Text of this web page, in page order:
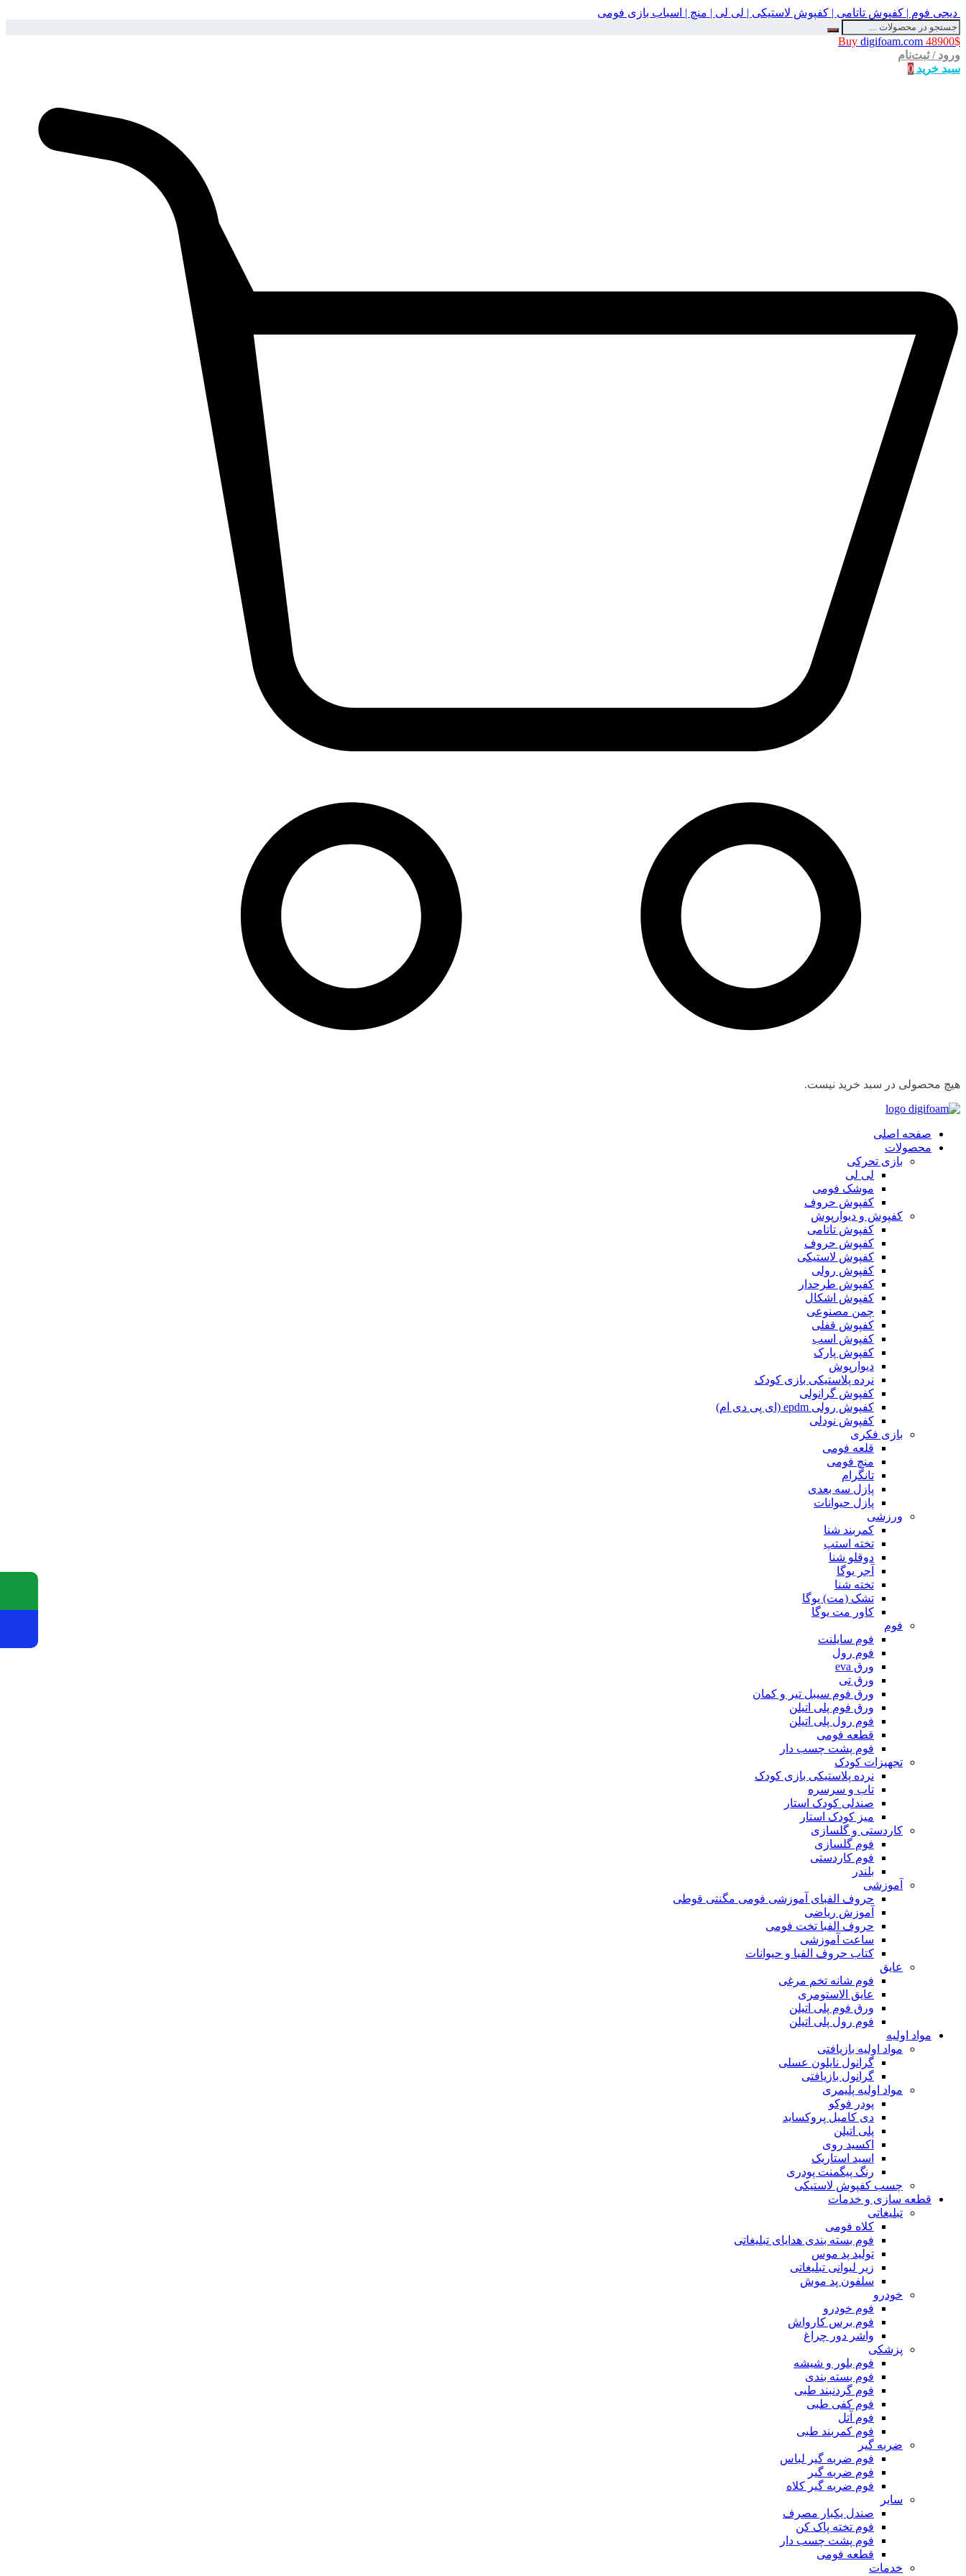
دیجی فوم | کفپوش تاتامی | کفپوش لاستیکی | لی لی | منچ | اسباب بازی فومی
Buy digifoam.com 48900$
ورود / ثبت‌نام
سبد خرید 0
هیچ محصولی در سبد خرید نیست.
صفحه اصلی
محصولات
بازی تحرکی
لی لی
موشک فومی
کفپوش حروف
کفپوش و دیوارپوش
کفپوش تاتامی
کفپوش حروف
کفپوش لاستیکی
کفپوش رولی
کفپوش طرحدار
کفپوش اشکال
چمن مصنوعی
کفپوش قفلی
کفپوش اسب
کفپوش پارک
دیوارپوش
نرده پلاستیکی بازی کودک
کفپوش گرانولی
کفپوش رولی epdm (ای پی دی ام)
کفپوش نودلی
بازی فکری
قلعه فومی
منچ فومی
تانگرام
پازل سه بعدی
پازل حیوانات
ورزشی
کمربند شنا
تخته استپ
دوقلو شنا
آجر یوگا
تخته شنا
تشک (مت) یوگا
کاور مت یوگا
فوم
فوم سایلنت
فوم رول
ورق eva
ورق تی
ورق فوم سیبل تیر و کمان
ورق فوم پلی اتیلن
فوم رول پلی اتیلن
قطعه فومی
فوم پشت چسب دار
تجهیزات کودک
نرده پلاستیکی بازی کودک
تاب و سرسره
صندلی کودک استار
میز کودک استار
کاردستی و گلسازی
فوم گلسازی
فوم کاردستی
بلندر
آموزشی
حروف الفبای آموزشی فومی مگنتی قوطی
آموزش ریاضی
حروف الفبا تخت فومی
ساعت آموزشی
کتاب حروف الفبا و حیوانات
عایق
فوم شانه تخم مرغی
عایق الاستومری
ورق فوم پلی اتیلن
فوم رول پلی اتیلن
مواد اولیه
مواد اولیه بازیافتی
گرانول نایلون عسلی
گرانول بازیافتی
مواد اولیه پلیمری
پودر فوکو
دی کامیل پروکساید
پلی اتیلن
اکسید روی
اسید استاریک
رنگ پیگمنت پودری
چسب کفپوش لاستیکی
قطعه سازی و خدمات
تبلیغاتی
کلاه فومی
فوم بسته بندی هدایای تبلیغاتی
تولید پد موس
زیر لیوانی تبلیغاتی
سلفون پد موش
خودرو
فوم خودرو
فوم برس کارواش
واشر دور چراغ
پزشکی
فوم بلور و شیشه
فوم بسته بندی
فوم گردنبند طبی
فوم کفی طبی
فوم آتل
فوم کمربند طبی
ضربه گیر
فوم ضربه گیر لباس
فوم ضربه گیر
فوم ضربه گیر کلاه
سایر
صندل یکبار مصرف
فوم تخته پاک کن
فوم پشت چسب دار
قطعه فومی
خدمات